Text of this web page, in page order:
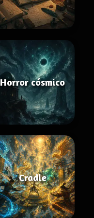
Horror cósmico
Cradle